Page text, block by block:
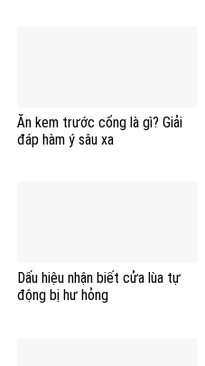
Ăn kem trước cổng là gì? Giải
đáp hàm ý sâu xa
Dấu hiệu nhận biết cửa lùa tự
động bị hư hỏng